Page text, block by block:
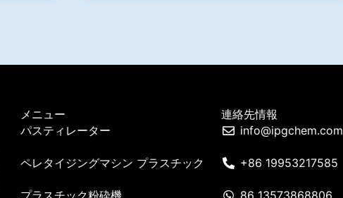
メニュー
パスティレーター
ペレタイジングマシン プラスチック
プラスチック粉砕機
連絡先情報
info@ipgchem.com
+86 19953217585
86 13573868806